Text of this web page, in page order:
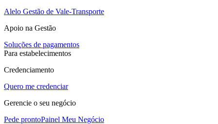
Alelo Gestão de Vale-Transporte
Apoio na Gestão
Soluções de pagamentos
Para estabelecimentos
Credenciamento
Quero me credenciar
Gerencie o seu negócio
Pede prontoPainel Meu Negócio